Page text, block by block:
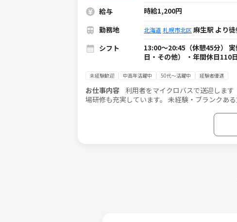
給与
時給1,200円
勤務地
北海道 札幌市北区 麻生駅 より
シフト
13:00～20:45（休憩45分）
日・その他） ・年間休日110
未経験歓迎 中高年活躍中 50代～活躍中 経験者優遇
お仕事内容 利用者をマイクロバスで送迎しま
場研修も充実しています。 未経験・ブランクあ